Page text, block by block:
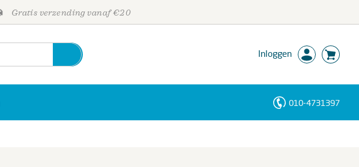
Gratis verzending vanaf €20
Inloggen
010-4731397
Personen